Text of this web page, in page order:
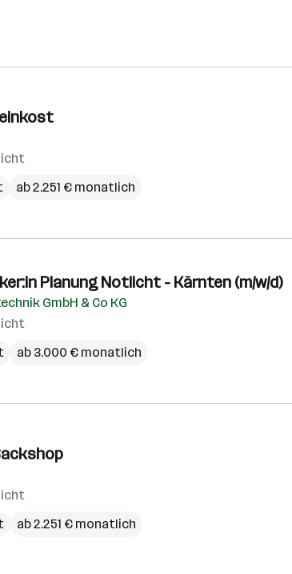
ab 2.251 € monatlich
Planung Notlicht - Kärnten (m/w/d)
GmbH & Co KG
ab 3.000 € monatlich
ab 2.251 € monatlich